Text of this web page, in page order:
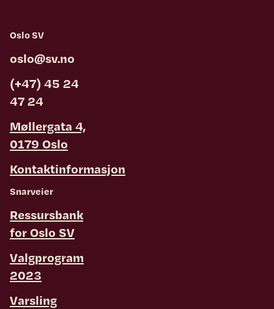
Oslo SV
oslo@sv.no
(+47) 45 24
47 24
Møllergata 4,
0179 Oslo
Kontaktinformasjon
Snarveier
Ressursbank
for Oslo SV
Valgprogram
2023
Varsling